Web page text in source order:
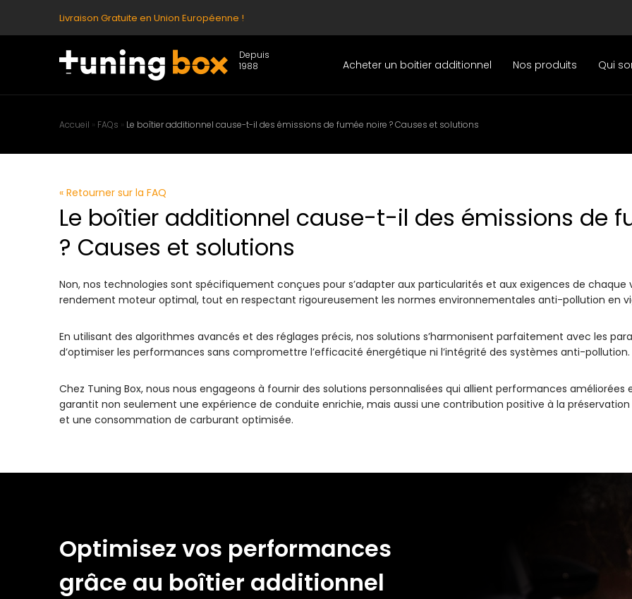
Livraison Gratuite en Union Européenne !
Depuis
1988
Acheter un boitier additionnel Nos produits Qui
Accueil » FAQs » Le boîtier additionnel cause-t-il des émissions de fumée noire ? Causes et solutions
« Retourner sur la FAQ
Le boîtier additionnel cause-t-il des émissions de
? Causes et solutions
Non, nos technologies sont spécifiquement conçues pour s’adapter aux particularités et aux exigences de
rendement moteur optimal, tout en respectant rigoureusement les normes environnementales anti-pollution en
En utilisant des algorithmes avancés et des réglages précis, nos solutions s’harmonisent parfaitement avec les
d’optimiser les performances sans compromettre l’efficacité énergétique ni l’intégrité des systèmes anti-pollution.
Chez Tuning Box, nous nous engageons à fournir des solutions personnalisées qui allient performances
garantit non seulement une expérience de conduite enrichie, mais aussi une contribution positive à la
et une consommation de carburant optimisée.
Optimisez vos performances
grâce au boîtier additionnel